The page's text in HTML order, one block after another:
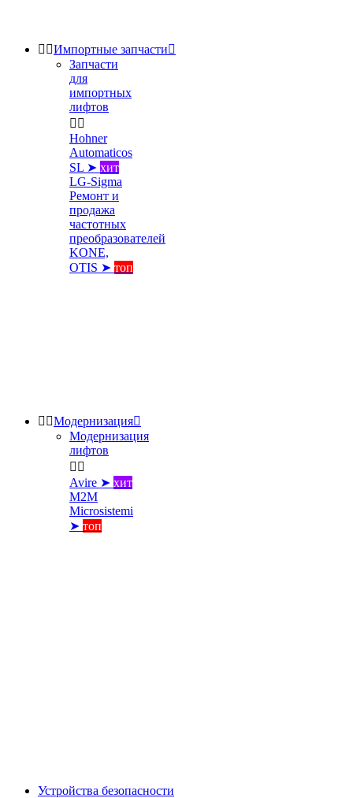
 Импортные запчасти
Запчасти
для
импортных
лифтов
 
Hohner
Automaticos
SL ➤ хит
LG-Sigma
Ремонт и
продажа
частотных
преобразователей
KONE,
OTIS ➤ топ
 Модернизация
Модернизация
лифтов
 
Avire ➤ хит
M2M
Microsistemi
➤ топ
Устройства безопасности